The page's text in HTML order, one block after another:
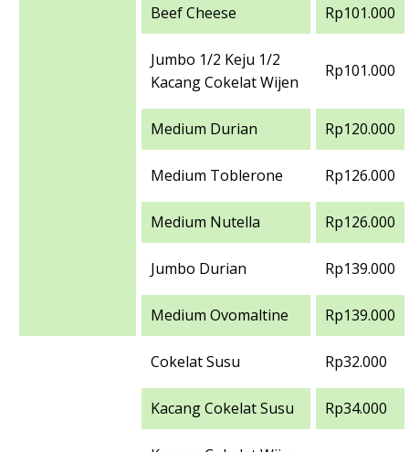
Beef Cheese Rp101.000
Jumbo 1/2 Keju 1/2
Kacang Cokelat Wijen
Rp101.000
Medium Durian Rp120.000
Medium Toblerone Rp126.000
Medium Nutella Rp126.000
Jumbo Durian Rp139.000
Medium Ovomaltine Rp139.000
Cokelat Susu Rp32.000
Kacang Cokelat Susu Rp34.000